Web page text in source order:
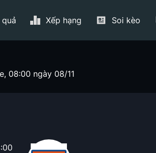
quả Xếp hạng Soi kèo
08:00 ngày 08/11